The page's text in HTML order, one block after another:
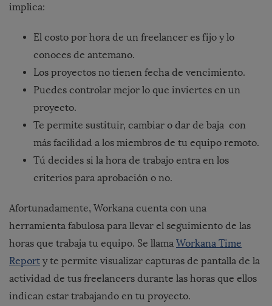
implica:
El costo por hora de un freelancer es fijo y lo
conoces de antemano.
Los proyectos no tienen fecha de vencimiento.
Puedes controlar mejor lo que inviertes en un
proyecto.
Te permite sustituir, cambiar o dar de baja con
más facilidad a los miembros de tu equipo remoto.
Tú decides si la hora de trabajo entra en los
criterios para aprobación o no.
Afortunadamente, Workana cuenta con una
herramienta fabulosa para llevar el seguimiento de las
horas que trabaja tu equipo. Se llama Workana Time
Report y te permite visualizar capturas de pantalla de la
actividad de tus freelancers durante las horas que ellos
indican estar trabajando en tu proyecto.